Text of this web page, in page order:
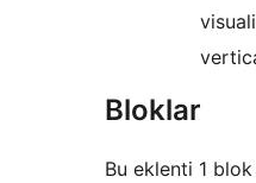
Bloklar
Bu eklenti 1 blok